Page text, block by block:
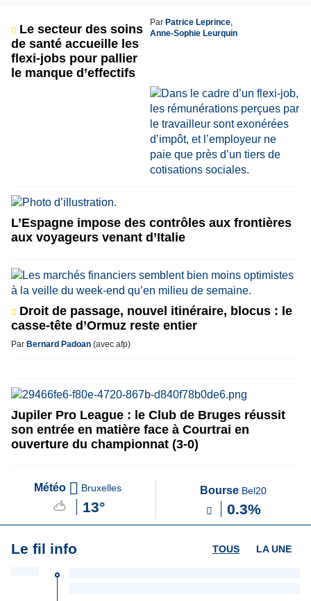
Le secteur des soins
de santé accueille les
flexi-jobs pour pallier
le manque d’effectifs
Par Patrice Leprince,
Anne-Sophie Leurquin
L’Espagne impose des contrôles aux frontières
aux voyageurs venant d’Italie
Droit de passage, nouvel itinéraire, blocus : le
casse-tête d’Ormuz reste entier
Par Bernard Padoan (avec afp)
Jupiler Pro League : le Club de Bruges réussit
son entrée en matière face à Courtrai en
ouverture du championnat (3-0)
Météo Bruxelles
13°
Bourse Bel20
0.3%
Le fil info LA UNE
TOUS